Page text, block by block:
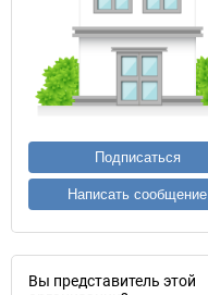
Подписаться
Написать сообщение
Вы представитель этой